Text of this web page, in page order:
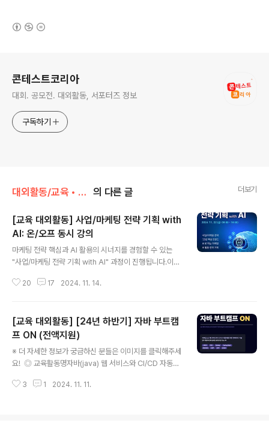
콘테스트코리아
대회. 공모전. 대외활동, 서포터즈 정보
구독하기
대외활동/교육 • 강연 • 멘토링 의 다른 글 더보기
[교육 대외활동] 사업/마케팅 전략 기획 with
AI: 온/오프 동시 강의
마케팅 전략 핵심과 AI 활용의 시너지를 경험할 수 있는
"사업/마케팅 전략 기획 with AI" 과정이 진행됩니다.이론
임워크,기능 소개가 아닌 비즈니스 케이스 기반 심도 있는
다립니다.AI시대의 인재 되기! 깊이 있는 인사이트를 얻어
가세요- ※ 더 자세한 정보가 궁금하신 분들은 이미지를 클
릭해주세요! ◎ 대외활동명사업/마케팅 전략 기획 with A
I: 온/오프 동시 강의 ◎ 참가대상- 실무에서 쓰이는 전략
기획 Flow의 실전 이론을 익히고 마케팅 감각을 높이고자
하는 분- 자료 조사, 엣지있는 기획, 전략서 작성까지 이론
20 17 2024. 11. 14.
[교육 대외활동] [24년 하반기] 자바 부트캠
프 ON (전액지원)
※ 더 자세한 정보가 궁금하신 분들은 이미지를 클릭해주세
요! ◎ 교육활동명자바(java) 웹 서비스와 CI/CD 자동화
프로그래밍 기초STEP2. 웹 화면 만들기STEP3. 데이터
3 1 2024. 11. 11.